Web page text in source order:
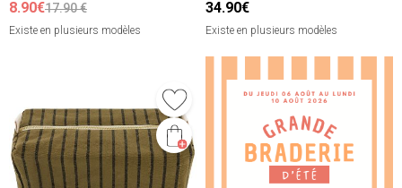
8.90€17.90 €
Existe en plusieurs modèles
34.90€
Existe en plusieurs modèles